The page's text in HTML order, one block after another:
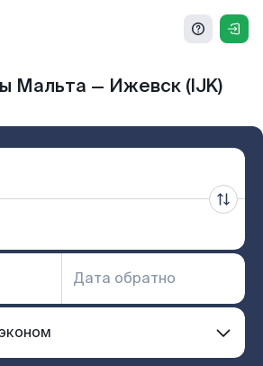
Мальта — Ижевск (IJK)